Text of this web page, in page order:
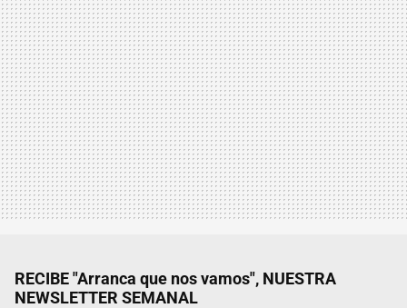
RECIBE "Arranca que nos vamos", NUESTRA
NEWSLETTER SEMANAL